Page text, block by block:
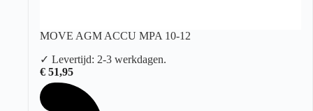
MOVE AGM ACCU MPA 10-12
✓ Levertijd: 2-3 werkdagen.
€ 51,95